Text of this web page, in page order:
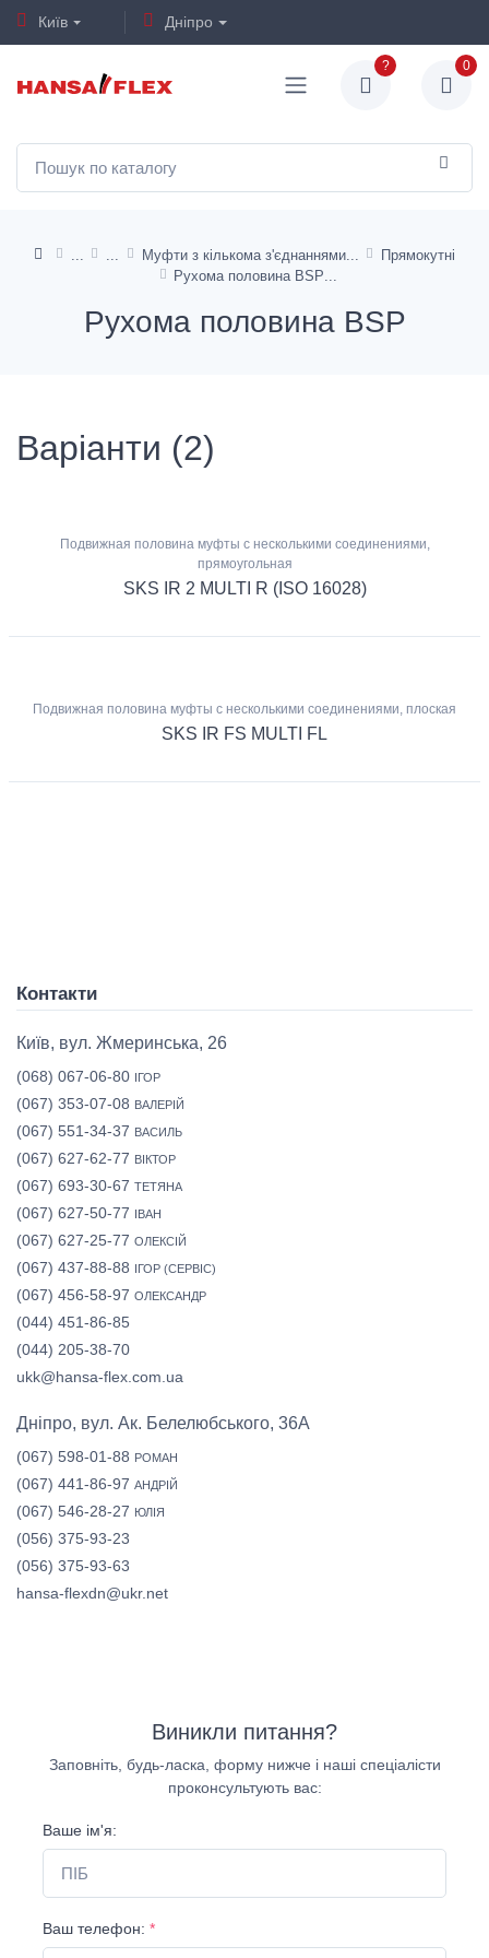
Київ Дніпро
? 0
Муфти з кількома з'єднаннями
Прямокутні
Рухома половина BSP
Рухома половина BSP
Варіанти (2)
Подвижная половина муфты с несколькими соединениями,
прямоугольная
SKS IR 2 MULTI R (ISO 16028)
Подвижная половина муфты с несколькими соединениями, плоская
SKS IR FS MULTI FL
Контакти
Київ, вул. Жмеринська, 26
(068) 067-06-80 ІГОР
(067) 353-07-08 ВАЛЕРІЙ
(067) 551-34-37 ВАСИЛЬ
(067) 627-62-77 ВІКТОР
(067) 693-30-67 ТЕТЯНА
(067) 627-50-77 ІВАН
(067) 627-25-77 ОЛЕКСІЙ
(067) 437-88-88 ІГОР (СЕРВІС)
(067) 456-58-97 ОЛЕКСАНДР
(044) 451-86-85
(044) 205-38-70
ukk@hansa-flex.com.ua
Дніпро, вул. Ак. Белелюбського, 36А
(067) 598-01-88 РОМАН
(067) 441-86-97 АНДРІЙ
(067) 546-28-27 ЮЛІЯ
(056) 375-93-23
(056) 375-93-63
hansa-flexdn@ukr.net
Виникли питання?
Заповніть, будь-ласка, форму нижче і наші спеціалісти
проконсультують вас:
Ваше ім'я:
Ваш телефон: *